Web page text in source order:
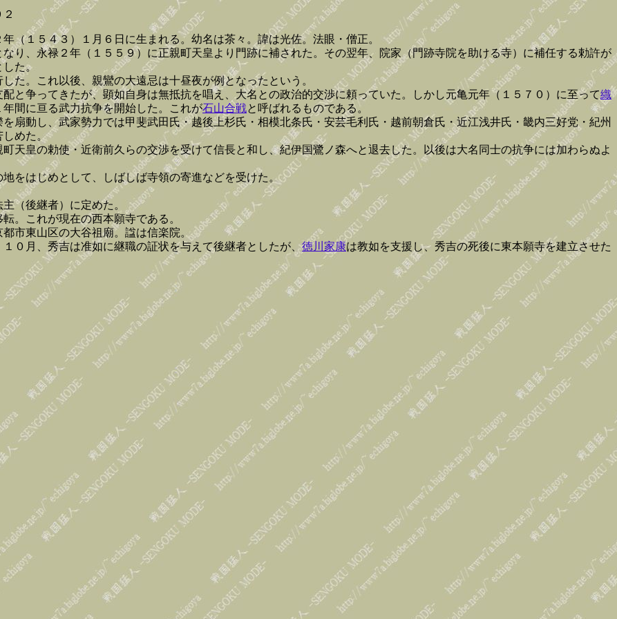
（１５４３）１月６日に生まれる。幼名は茶々。諱は光佐。法眼・僧正。
り、永禄２年（１５５９）に正親町天皇より門跡に補された。その翌年、院家（門跡寺院を助ける寺）に補任する勅許が
た。
た。これ以後、親鸞の大遠忌は十昼夜が例となったという。
と争ってきたが、顕如自身は無抵抗を唱え、大名との政治的交渉に頼っていた。しかし元亀元年（１５７０）に至って織
間に亘る武力抗争を開始した。これが石山合戦と呼ばれるものである。
扇動し、武家勢力では甲斐武田氏・越後上杉氏・相模北条氏・安芸毛利氏・越前朝倉氏・近江浅井氏・畿内三好党・紀州
しめた。
天皇の勅使・近衛前久らの交渉を受けて信長と和し、紀伊国鷺ノ森へと退去した。以後は大名同士の抗争には加わらぬよ
をはじめとして、しばしば寺領の寄進などを受けた。
（後継者）に定めた。
。これが現在の西本願寺である。
市東山区の大谷祖廟。諡は信楽院。
０月、秀吉は准如に継職の証状を与えて後継者としたが、徳川家康は教如を支援し、秀吉の死後に東本願寺を建立させた